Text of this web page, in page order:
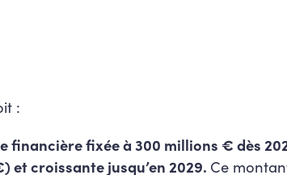
:
financière fixée à 300 millions € dès
et croissante jusqu’en 2029. Ce